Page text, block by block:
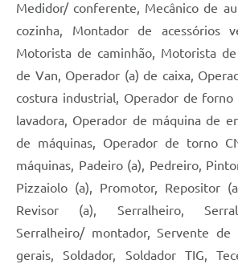
Medidor/ conferente, Mecânico de
cozinha, Montador de acessórios
Motorista de caminhão, Motorista
de Van, Operador (a) de caixa,
costura industrial, Operador de forno
lavadora, Operador de máquina de
de máquinas, Operador de torno
máquinas, Padeiro (a), Pedreiro,
Pizzaiolo (a), Promotor, Repositor
Revisor (a), Serralheiro,
Serralheiro/ montador, Servente de
gerais, Soldador, Soldador TIG,